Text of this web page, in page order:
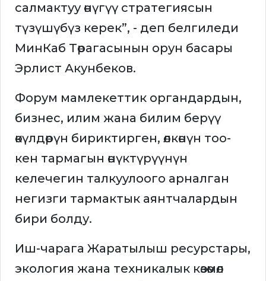
салмактуу өнүгүү стратегиясын
түзүшүбүз керек”, - деп белгиледи
МинКаб Төрагасынын орун басары
Эрлист Акунбеков.
Форум мамлекеттик органдардын,
бизнес, илим жана билим берүү
өкүлдөрүн бириктирген, өлкөнүн тоо-
кен тармагын өнүктүрүүнүн
келечегин талкуулоого арналган
негизги тармактык аянтчалардын
бири болду.
Иш-чарага Жаратылыш ресурстары,
экология жана техникалык көзөмөл